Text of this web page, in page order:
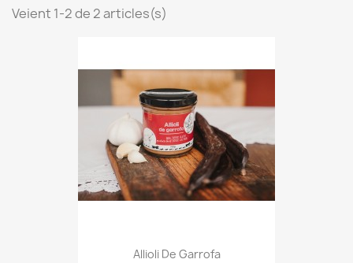
Veient 1-2 de 2 articles(s)
Allioli De Garrofa